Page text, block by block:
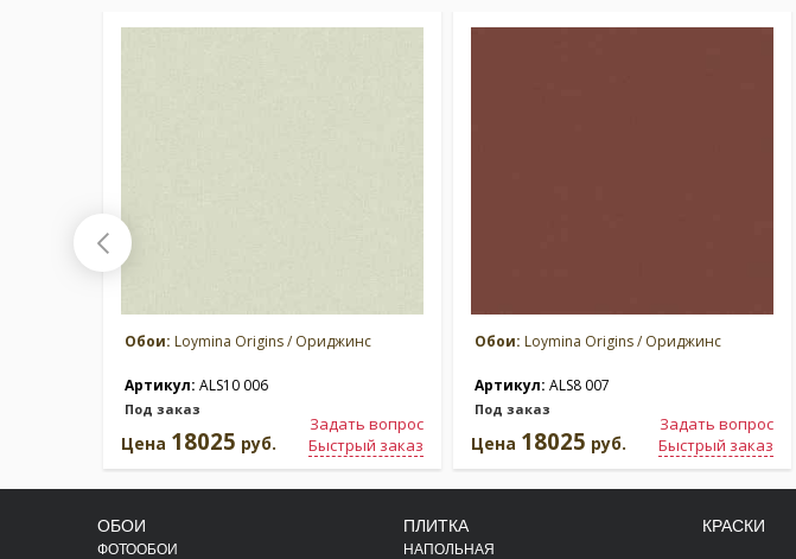
Обои: Loymina Origins / Ориджинс
Артикул: ALS10 006
Под заказ
Задать вопрос
Быстрый заказ
Цена 18025 руб.
Обои: Loymina Origins / Ориджинс
Артикул: ALS8 007
Под заказ
Задать вопрос
Быстрый заказ
Цена 18025 руб.
ОБОИ
ФОТООБОИ
ПЛИТКА
НАПОЛЬНАЯ
КРАСКИ